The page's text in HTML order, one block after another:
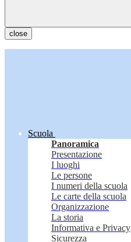
close
Scuola
Panoramica
Presentazione
I luoghi
Le persone
I numeri della scuola
Le carte della scuola
Organizzazione
La storia
Informativa e Privacy
Sicurezza